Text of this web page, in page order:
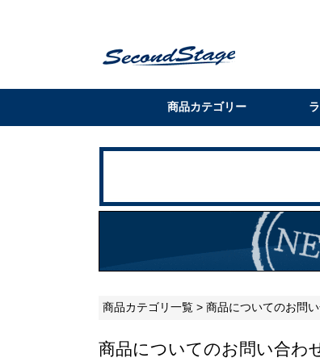
商品カテゴリー
商品カテゴリ一覧 > 商品についてのお問
商品についてのお問い合わ